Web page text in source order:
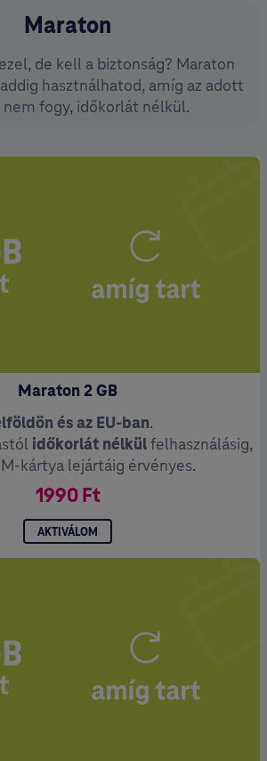
Maraton
de kell a biztonság? Maraton
hasztnálhatod, amíg az adott
fogy, időkorlát nélkül.
Maraton 2 GB
és az EU-ban.
időkorlát nélkülfelhasználásig,
kártya lejártáig érvényes.
1990 Ft
AKTIVÁLOM